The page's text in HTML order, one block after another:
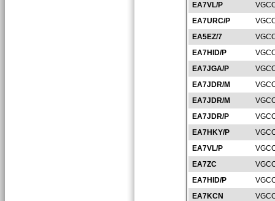
EA7VL/P
EA7URC/P
EA5EZ/7
EA7HID/P
EA7JGA/P
EA7JDR/M
EA7JDR/M
EA7JDR/P
EA7HKY/P
EA7VL/P
EA7ZC
EA7HID/P
EA7KCN